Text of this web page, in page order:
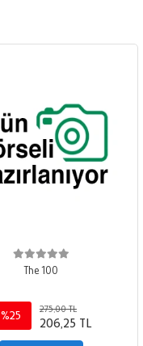
The 100
%25
275,00 TL
206,25 TL